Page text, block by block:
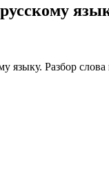
Разбор слова